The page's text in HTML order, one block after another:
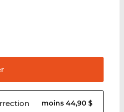
moins 44,90 $